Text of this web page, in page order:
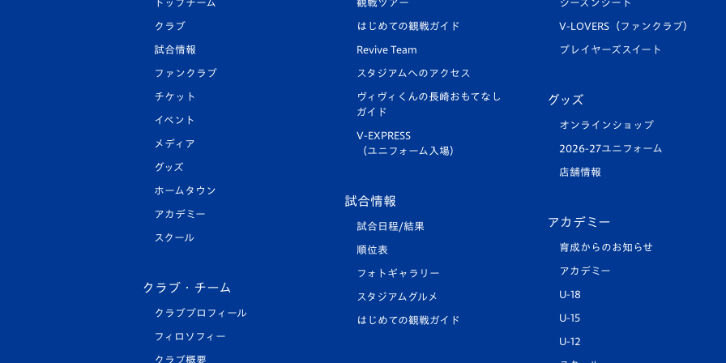
トップチーム
クラブ
試合情報
ファンクラブ
チケット
イベント
メディア
グッズ
ホームタウン
アカデミー
スクール
クラブ・チーム
クラブプロフィール
フィロソフィー
クラブ概要
観戦ツアー
はじめての観戦ガイド
Revive Team
スタジアムへのアクセス
ヴィヴィくんの長崎おもてなし
ガイド
V-EXPRESS
（ユニフォーム入場）
試合情報
試合日程/結果
順位表
フォトギャラリー
スタジアムグルメ
はじめての観戦ガイド
シーズンシート
V-LOVERS（ファンクラブ）
プレイヤーズスイート
グッズ
オンラインショップ
2026-27ユニフォーム
店舗情報
アカデミー
育成からのお知らせ
アカデミー
U-18
U-15
U-12